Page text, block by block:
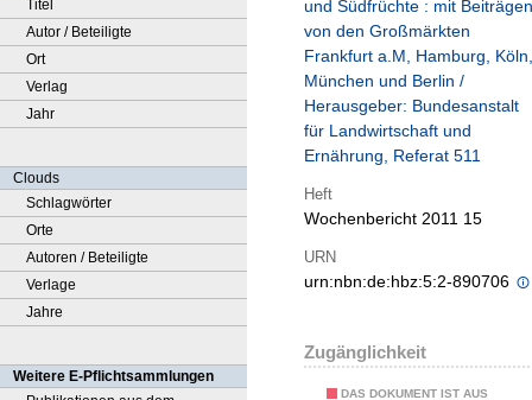
Titel
Autor / Beteiligte
Ort
Verlag
Jahr
Clouds
Schlagwörter
Orte
Autoren / Beteiligte
Verlage
Jahre
Weitere E-Pflichtsammlungen
und Südfrüchte : mit Beiträgen
von den Großmärkten
Frankfurt a.M, Hamburg, Köln,
München und Berlin /
Herausgeber: Bundesanstalt
für Landwirtschaft und
Ernährung, Referat 511
Heft
Wochenbericht 2011 15
URN
urn:nbn:de:hbz:5:2-890706
Zugänglichkeit
DAS DOKUMENT IST AUS